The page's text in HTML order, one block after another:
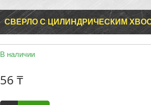
СВЕРЛО С ЦИЛИНДРИЧЕСКИМ
В наличии
56 ₸